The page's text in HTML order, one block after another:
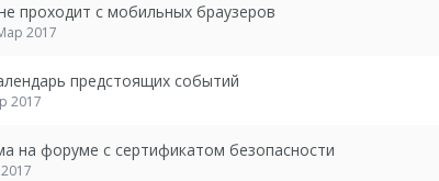
проходит с мобильных браузеров
2017
предстоящих событий
2017
на форуме с сертификатом безопасности